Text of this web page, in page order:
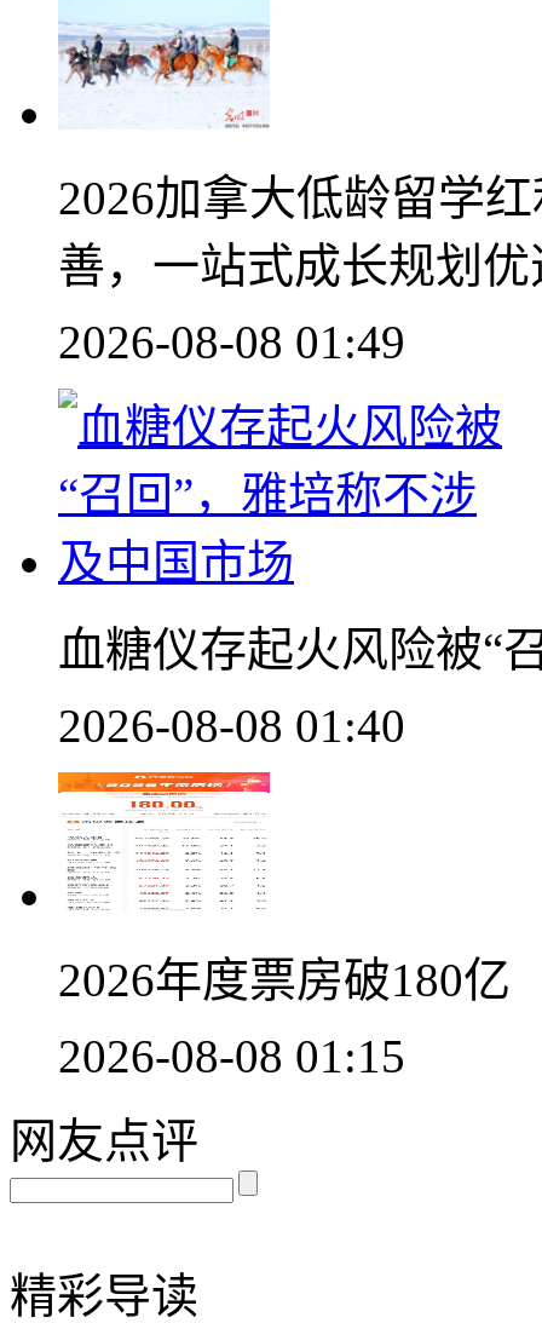
2026加拿大低龄留学
善，一站式成长规划优
2026-08-08 01:49
血糖仪存起火风险被“
2026-08-08 01:40
2026年度票房破180亿
2026-08-08 01:15
网友点评
精彩导读